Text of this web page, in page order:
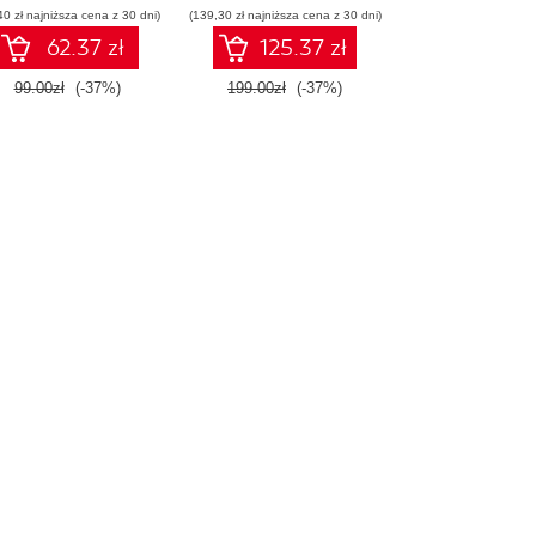
zł najniższa cena z 30 dni)
62.37 zł
99.00zł (-37%)
konstruowanie
inteligentnych
systemów
(139,30 zł najniższa cena z 30 dni)
125.37 zł
199.00zł (-37%)